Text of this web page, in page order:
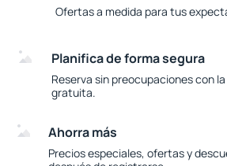
Ofertas a medida para tus
Planifica de forma segura
Reserva sin preocupaciones con
gratuita.
Ahorra más
Precios especiales, ofertas y